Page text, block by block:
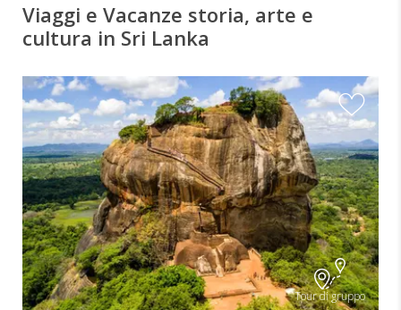
Viaggi e Vacanze storia, arte e
cultura in Sri Lanka
Tour di gruppo